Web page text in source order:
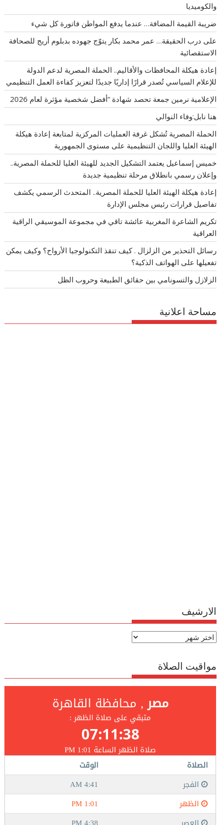
والكوميديا
ضريبة القيمة المضافة… عندما يدفع المواطن فاتورة كل شيء
على درب الحقيقة… عمر محمد بكار يتوّج جهوده بدبلوم أريج للصحافة
الاستقصائية
إعادة هيكلة المحافظات والأقاليم.. الحملة المصرية لدعم الدولة
للإعلام السياسي تُصدر قرارًا إداريًا جديدًا لتعزيز كفاءة العمل التنظيمي
الإعلامية نرمين جمعة تحصد شهادة “أفضل شخصية مؤثرة لعام 2026
هنا نابل:وفاء النوالي
الحملة المصرية تُشكل غرفة العمليات المركزية لمتابعة إعادة هيكلة
الهيئة العليا واللجان التنظيمية على مستوى الجمهورية
خميس إسماعيل يعتمد التشكيل الجديد للهيئة العليا للحملة المصرية..
وإعلان رسمي بانطلاق مرحلة تنظيمية جديدة
إعادة هيكلة الهيئة العليا للحملة المصرية.. المتحدث الرسمي يكشف
تفاصيل قرارات رئيس مجلس الإدارة
تكريم الشاعرة المغربية عائشة تاقي في مجموعة الموسيقي الراقية
العراقية
رسائل التحذير من الزلزال . كيف تنقذ التكنولوجيا الأرواح؟ وكيف يمكن
تفعيلها على الهواتف الذكية؟
الزلازل والتسونامي بين حقائق الطبيعة وحروب الظل
مساحة اعلانية
الارشيف
الارشيف
مواقيت الصلاة